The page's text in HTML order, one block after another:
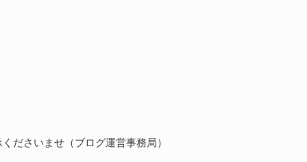
ださいませ（ブログ運営事務局）